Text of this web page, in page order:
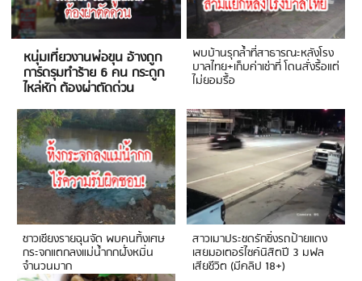
หนุ่มเที่ยวงานพ่อขุน อ้างถูก
การ์ดรุมทำร้าย 6 คน กระดูก
ไหล่หัก ต้องผ่าตัดด่วน
พบบ้านรุกล้ำที่สาธารณะหลังโรง
บาลไทย+เก็บค่าเช่าที่ โดนสั่งรื้อแต่
ไม่ยอมรื้อ
ชาวเชียงรายฉุนจัด พบคนทิ้งเศษ
กระจกแตกลงแม่น้ำกกฝั่งหมิ่น
จำนวนมาก
สาวเมาประชดรักซิ่งรถป้ายแดง
เสยมอเตอร์ไซค์นิสิตปี 3 มฟล
เสียชีวิต (มีคลิป 18+)